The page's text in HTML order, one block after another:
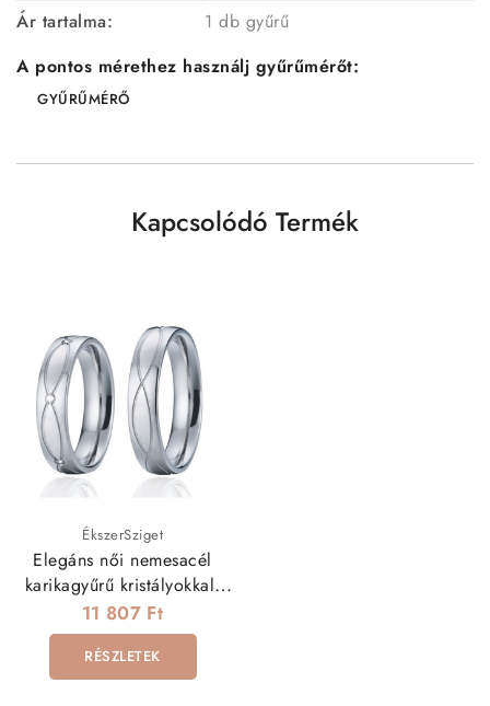
Ár tartalma:
1 db gyűrű
A pontos mérethez használj gyűrűmérőt:
GYŰRŰMÉRŐ
Kapcsolódó Termék
ÉkszerSziget
Elegáns női nemesacél
karikagyűrű kristályokkal,
dupla hullám mintával
11 807 Ft
RÉSZLETEK